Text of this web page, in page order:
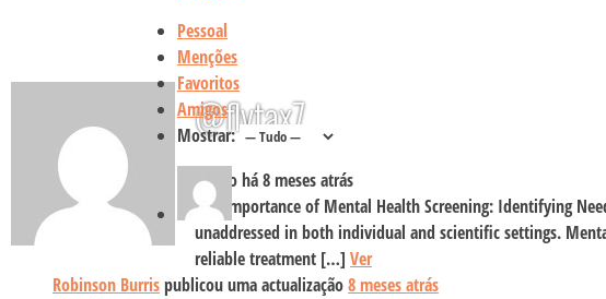
@flytax7
Activo há 8 meses atrás
The Importance of Mental Health Screening: Identifying
unaddressed in both individual and scientific settings.
reliable treatment […] Ver
Pessoal
Menções
Favoritos
Amigos
Mostrar:
Robinson Burris publicou uma actualização8 meses atrás